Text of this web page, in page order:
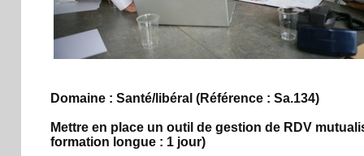
Domaine : Santé/libéral (Référence : Sa.134)
Mettre en place un outil de gestion de RDV
formation longue : 1 jour)